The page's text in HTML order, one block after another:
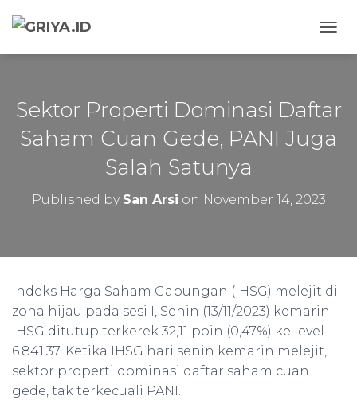
Sektor Properti Dominasi Daftar
Saham Cuan Gede, PANI Juga
Salah Satunya
Published by San Arsi on November 14, 2023
Indeks Harga Saham Gabungan (IHSG) melejit di
zona hijau pada sesi I, Senin (13/11/2023) kemarin.
IHSG ditutup terkerek 32,11 poin (0,47%) ke level
6.841,37. Ketika IHSG hari senin kemarin melejit,
sektor properti dominasi daftar saham cuan
gede, tak terkecuali PANI.